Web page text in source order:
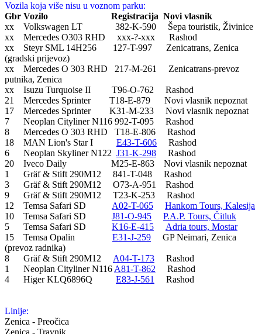
Vozila koja više nisu u voznom parku:
Gbr Vozilo Registracija Novi vlasnik
xx Volkswagen LT 382-K-590 Šepa touristik, Živinice
xx Mercedes O303 RHD xxx-?-xxx Rashod
xx Steyr SML 14H256 127-T-997 Zenicatrans, Zenica
(gradski prijevoz)
xx Mercedes O 303 RHD 217-M-261 Zenicatrans-prevoz
putnika, Zenica
xx Isuzu Turquoise II T96-O-762 Rashod
21 Mercedes Sprinter T18-E-879 Novi vlasnik nepoznat
17 Mercedes Sprinter K31-M-233 Novi vlasnik nepoznat
7 Neoplan Cityliner N116 992-T-095 Rashod
8 Mercedes O 303 RHD T18-E-806 Rashod
18 MAN Lion's Star I E43-T-606 Rashod
6 Neoplan Skyliner N122 J31-K-298 Rashod
20 Iveco Daily M25-E-863 Novi vlasnik nepoznat
1 Gräf & Stift 290M12 841-T-048 Rashod
3 Gräf & Stift 290M12 O73-A-951 Rashod
9 Gräf & Stift 290M12 T23-K-253 Rashod
12 Temsa Safari SD A02-T-065
Hankom Tours, Kalesija
10 Temsa Safari SD J81-O-945
P.A.P. Tours, Čitluk
5 Temsa Safari SD K16-E-415
Adria tours, Mostar
15 Temsa Opalin E31-J-259 GP Neimari, Zenica
(prevoz radnika)
8 Gräf & Stift 290M12 A04-T-173 Rashod
1 Neoplan Cityliner N116 A81-T-862 Rashod
4 Higer KLQ6896Q E83-J-561 Rashod
Linije:
Zenica - Preočica